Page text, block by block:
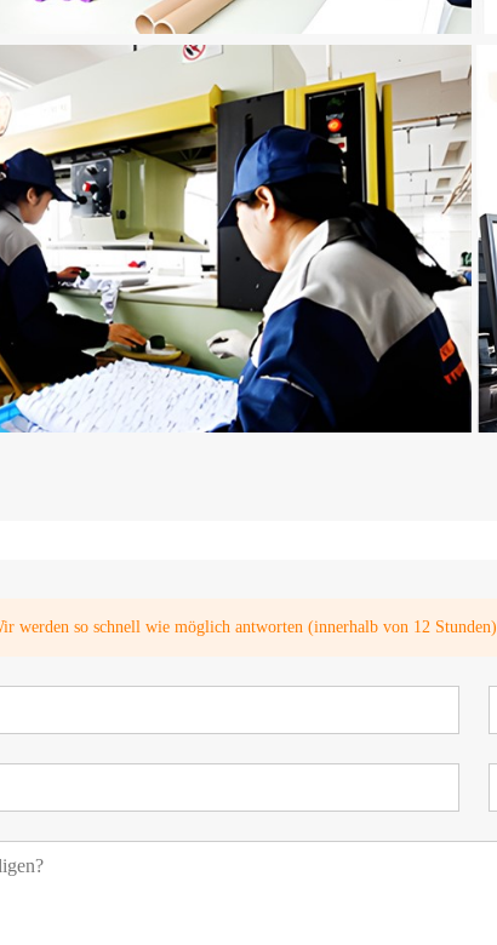
werden so schnell wie möglich antworten (innerhalb von 12 Stunden)